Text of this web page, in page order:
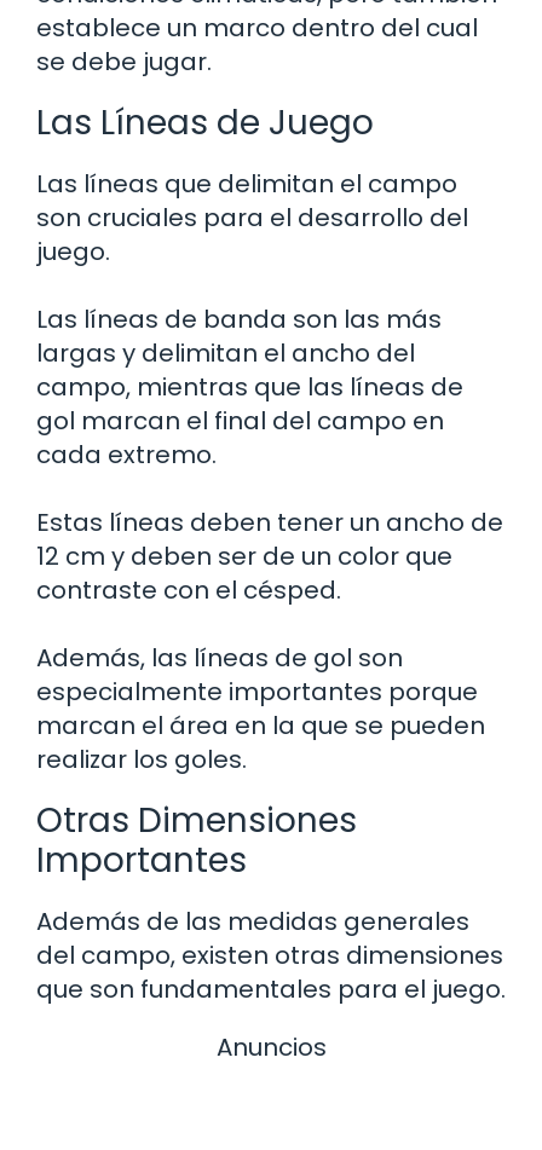
establece un marco dentro del cual
se debe jugar.
Las Líneas de Juego
Las líneas que delimitan el campo
son cruciales para el desarrollo del
juego.
Las líneas de banda son las más
largas y delimitan el ancho del
campo, mientras que las líneas de
gol marcan el final del campo en
cada extremo.
Estas líneas deben tener un ancho de
12 cm y deben ser de un color que
contraste con el césped.
Además, las líneas de gol son
especialmente importantes porque
marcan el área en la que se pueden
realizar los goles.
Otras Dimensiones
Importantes
Además de las medidas generales
del campo, existen otras dimensiones
que son fundamentales para el juego.
Anuncios